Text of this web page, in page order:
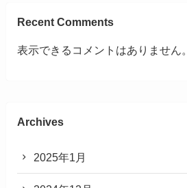
Recent Comments
表示できるコメントはありません。
Archives
2025年1月